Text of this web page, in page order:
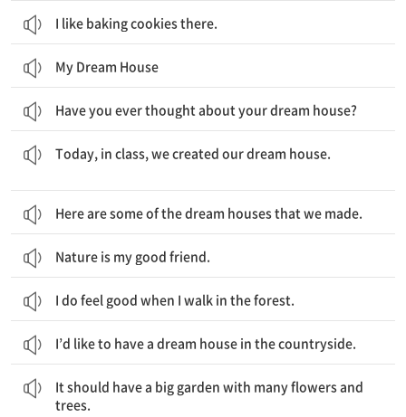
I like baking cookies there.
My Dream House
Have you ever thought about your dream house?
Today, in class, we created our dream house.
Here are some of the dream houses that we made.
Nature is my good friend.
I do feel good when I walk in the forest.
I’d like to have a dream house in the countryside.
It should have a big garden with many flowers and
trees.